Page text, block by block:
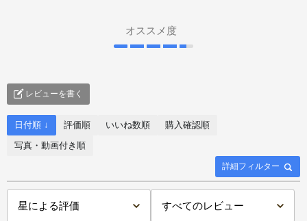
オススメ度
レビューを書く
詳細フィルター
日付順 ↓ 評価順 いいね数順
購入確認順
写真・動画付き順